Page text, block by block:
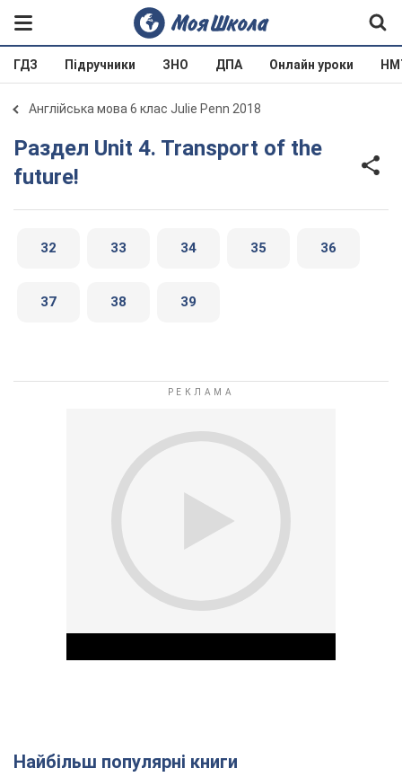
ГДЗ Підручники ЗНО ДПА Онлайн уроки
Англійська мова 6 клас Julie Penn 2018
Раздел Unit 4. Transport of the
future!
32 33 34 35 36
37 38 39
Play Video
Найбільш популярні книги